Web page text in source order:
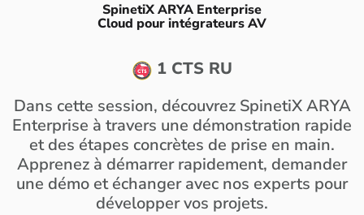
SpinetiX ARYA Enterprise
Cloud pour intégrateurs AV
1 CTS RU
Dans cette session, découvrez SpinetiX ARYA
Enterprise à travers une démonstration rapide
et des étapes concrètes de prise en main.
Apprenez à démarrer rapidement, demander
une démo et échanger avec nos experts pour
développer vos projets.